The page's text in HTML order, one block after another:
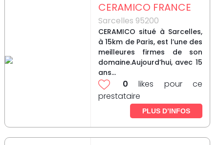
CERAMICO FRANCE
Sarcelles 95200
CERAMICO situé à Sarcelles,
à 15km de Paris, est l’une des
meilleures firmes de son
domaine.Aujourd’hui, avec 15
ans...
0 likes pour ce
prestataire
PLUS D’INFOS